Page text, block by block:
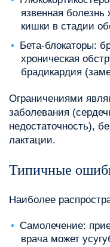
язвенная болезнь
кишки в стадии
Бета-блокаторы:
хроническая
брадикардия
Ограничениями
заболевания
недостаточность),
лактации.
Типичные
Наиболее
Самолечение:
врача может